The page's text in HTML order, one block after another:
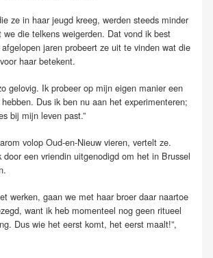
ze in haar jeugd kreeg, werden steeds minder
we die telkens weigerden. Dat vond ik best
afgelopen jaren probeert ze uit te vinden wat die
haar betekent.
gelovig. Ik probeer op mijn eigen manier een
Dus ik ben nu aan het experimenteren;
bij mijn leven past.”
volop Oud-en-Nieuw vieren, vertelt ze.
door een vriendin uitgenodigd om het in Brussel
werken, gaan we met haar broer daar naartoe
want ik heb momenteel nog geen ritueel
Dus wie het eerst komt, het eerst maalt!”,